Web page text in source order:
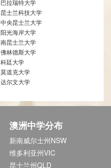
巴拉瑞特大学
昆士兰科技大学
中央昆士兰大学
阳光海岸大学
南昆士兰大学
佛林德斯大学
科廷大学
莫道克大学
达尔文大学
澳洲中学分布
新南威尔士州NSW
维多利亚州VIC
昆士兰州QLD